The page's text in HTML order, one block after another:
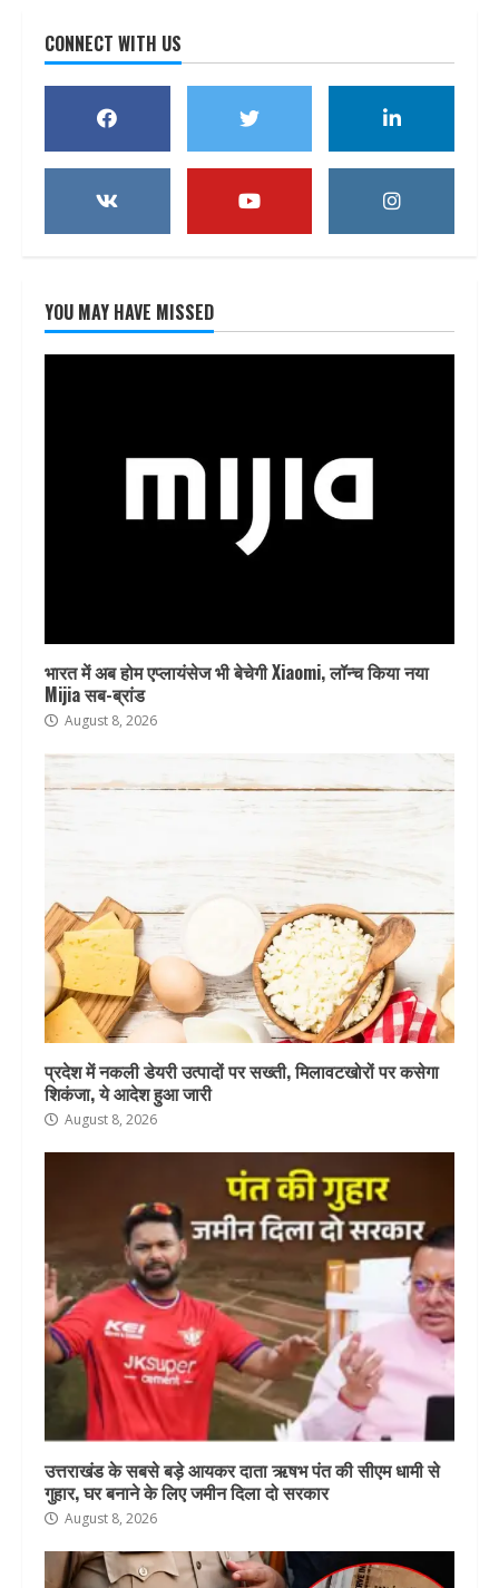
CONNECT WITH US
YOU MAY HAVE MISSED
भारत में अब होम एप्लायंसेज भी बेचेगी Xiaomi, लॉन्च किया नया
Mijia सब-ब्रांड
August 8, 2026
प्रदेश में नकली डेयरी उत्पादों पर सख्ती, मिलावटखोरों पर कसेगा
शिकंजा, ये आदेश हुआ जारी
August 8, 2026
उत्तराखंड के सबसे बड़े आयकर दाता ऋषभ पंत की सीएम धामी से
गुहार, घर बनाने के लिए जमीन दिला दो सरकार
August 8, 2026